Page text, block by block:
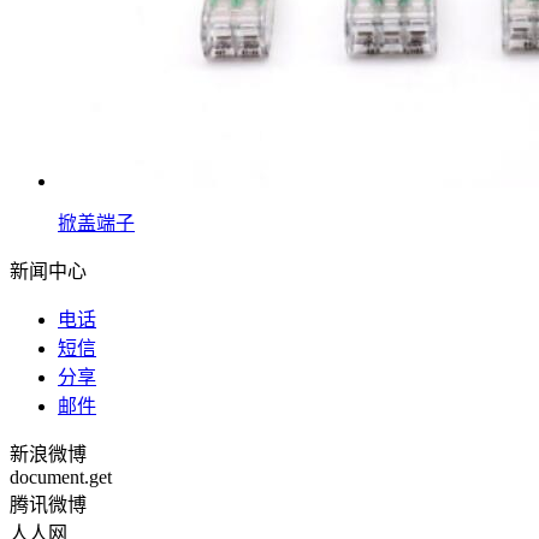
掀盖端子
新闻中心
电话
短信
分享
邮件
新浪微博
document.get
腾讯微博
人人网